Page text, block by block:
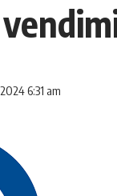
6:31 am